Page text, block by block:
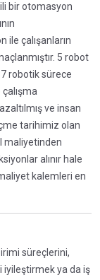
bir otomasyon
çalışanların
5 robot
robotik sürece
ve insan
tarihimiz olan
maliyetinden
alınır hale
kalemleri en
süreçlerini,
iyileştirmek ya da iş